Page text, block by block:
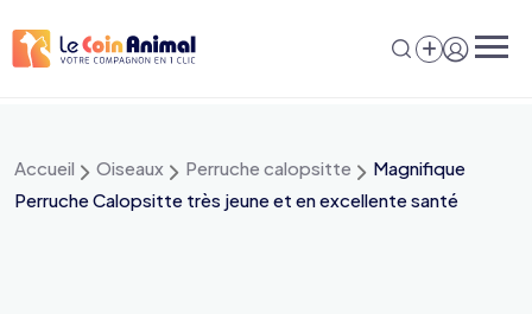
au
Accueil Oiseaux Perruche calopsitte
Magnifique
Perruche Calopsitte très jeune et en excellente santé